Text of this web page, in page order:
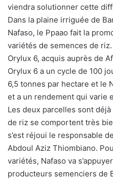
viendra solutionner cette
Dans la plaine irriguée de
Nafaso, le Ppaao fait la
variétés de semences de
Orylux 6, acquis auprès de
Orylux 6 a un cycle de 100
6,5 tonnes par hectare et le
et a un rendement qui varie
Les deux parcelles sont
de riz se comportent très
s’est réjoui le responsable
Abdoul Aziz Thiombiano.
variétés, Nafaso va
producteurs semenciers de